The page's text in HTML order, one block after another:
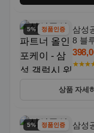
5% 할인정품인증
삼성
8 블
상품 자세히
5% 할인정품인증
삼성